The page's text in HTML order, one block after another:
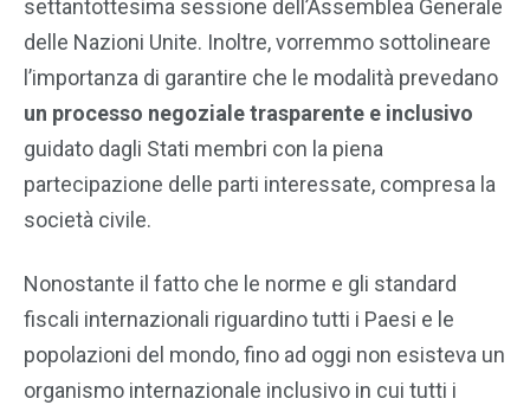
settantottesima sessione dell’Assemblea Generale
delle Nazioni Unite. Inoltre, vorremmo sottolineare
l’importanza di garantire che le modalità prevedano
un processo negoziale trasparente e inclusivo
guidato dagli Stati membri con la piena
partecipazione delle parti interessate, compresa la
società civile.
Nonostante il fatto che le norme e gli standard
fiscali internazionali riguardino tutti i Paesi e le
popolazioni del mondo, fino ad oggi non esisteva un
organismo internazionale inclusivo in cui tutti i